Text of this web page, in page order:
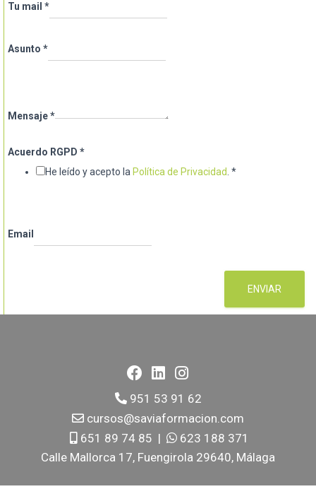
Tu mail *
Asunto *
Mensaje*
Acuerdo RGPD *
He leído y acepto la Política de Privacidad *
Email
ENVIAR
951 53 91 62
cursos@saviaformacion.com
651 89 74 85 |
623 188 371
Calle Mallorca 17, Fuengirola 29640, Málaga